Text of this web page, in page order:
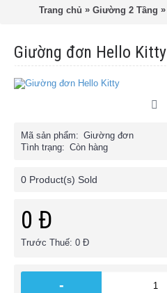
Trang chủ » Giường 2 Tầng »
Giường đơn Hello Kitty
Mã sản phẩm: Giường đơn
Tình trạng: Còn hàng
0 Product(s) Sold
0 Đ
Trước Thuế: 0 Đ
-